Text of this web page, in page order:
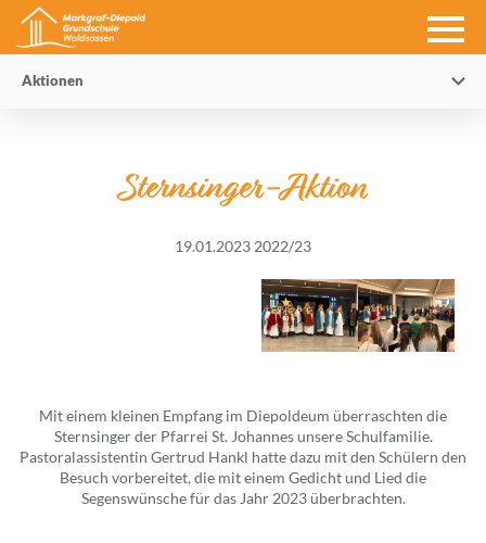
Aktionen
Sternsinger-Aktion
19.01.2023 2022/23
Mit einem kleinen Empfang im Diepoldeum überraschten die
Sternsinger der Pfarrei St. Johannes unsere Schulfamilie.
Pastoralassistentin Gertrud Hankl hatte dazu mit den Schülern den
Besuch vorbereitet, die mit einem Gedicht und Lied die
Segenswünsche für das Jahr 2023 überbrachten.